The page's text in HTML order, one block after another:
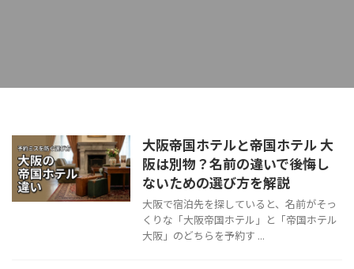
大阪帝国ホテルと帝国ホテル 大
阪は別物？名前の違いで後悔し
ないための選び方を解説
大阪で宿泊先を探していると、名前がそっ
くりな「大阪帝国ホテル」と「帝国ホテル
大阪」のどちらを予約す ...